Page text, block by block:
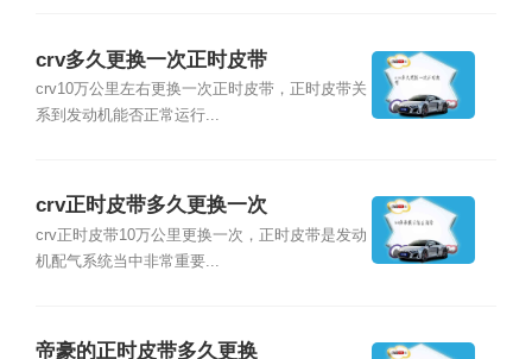
crv多久更换一次正时皮带
crv10万公里左右更换一次正时皮带，正时皮带关
系到发动机能否正常运行...
crv正时皮带多久更换一次
crv正时皮带10万公里更换一次，正时皮带是发动
机配气系统当中非常重要...
帝豪的正时皮带多久更换